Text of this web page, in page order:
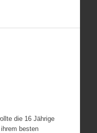
die 16 Jährige
besten